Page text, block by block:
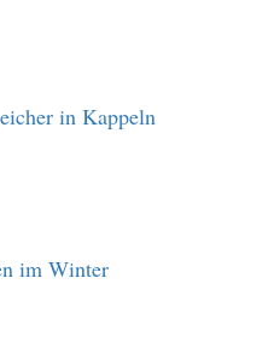
in Kappeln
im Winter